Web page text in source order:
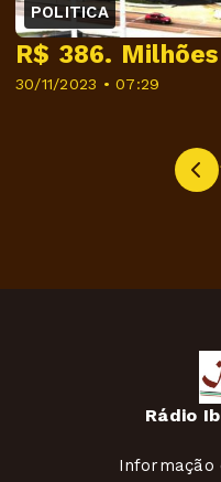
POLITICA
30/11/2023 • 07:29
R$ 386.
Rádio
Informação